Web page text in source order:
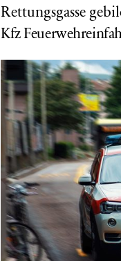
Rettungsgasse
Kfz